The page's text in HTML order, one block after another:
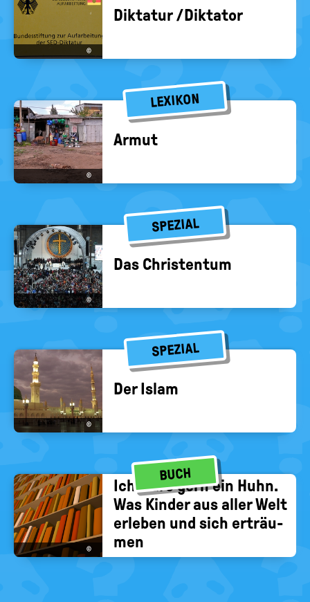
©
Dik­ta­tur /Dik­ta­tor
LEXIKON
©
Armut
SPEZIAL
©
Das Chris­ten­tum
SPEZIAL
©
Der Islam
BUCH
©
Ich wäre gern ein Huhn.
Was Kin­der aus aller Welt
er­le­ben und sich er­träu­
men